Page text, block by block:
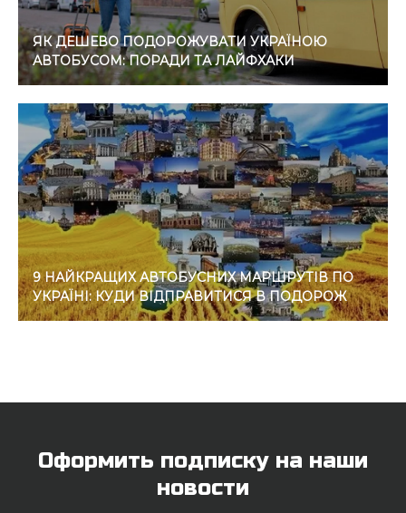
ЯК ДЕШЕВО ПОДОРОЖУВАТИ УКРАЇНОЮ
АВТОБУСОМ: ПОРАДИ ТА ЛАЙФХАКИ
9 НАЙКРАЩИХ АВТОБУСНИХ МАРШРУТІВ ПО
УКРАЇНІ: КУДИ ВІДПРАВИТИСЯ В ПОДОРОЖ
Оформить подписку на наши
новости